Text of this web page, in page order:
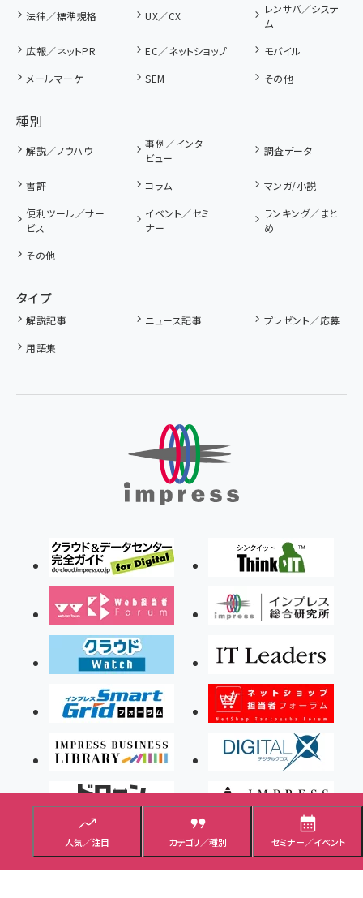
人気／注目 カテゴリ／種別 セミナー／イベント
法律／標準規格 UX／CX
レンサバ／システ
ム
広報／ネットPR
EC／ネットショップ
モバイル
メールマーケ
SEM その他
種別
解説／ノウハウ
事例／インタ
ビュー
調査データ
書評 コラム
マンガ/小説
便利ツール／サー
ビス
イベント／セミ
ナー
ランキング／まと
め
その他
タイプ
解説記事 ニュース記事
プレゼント／応募
用語集